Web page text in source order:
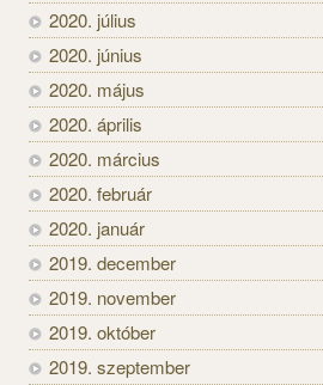
2020. július
2020. június
2020. május
2020. április
2020. március
2020. február
2020. január
2019. december
2019. november
2019. október
2019. szeptember